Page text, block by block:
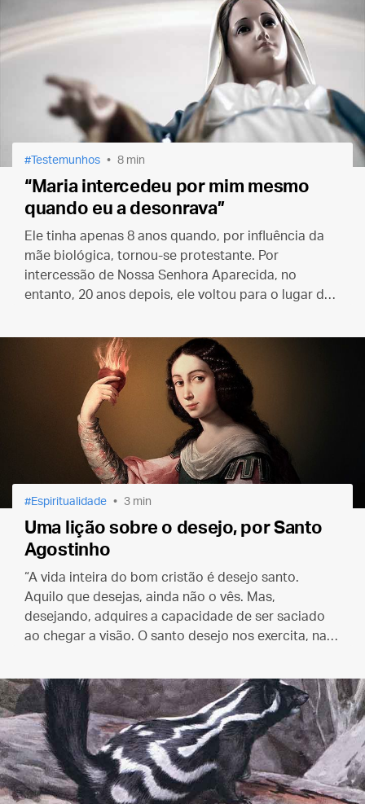
Testemunhos 8 min
“Maria intercedeu por mim mesmo
quando eu a desonrava”
Ele tinha apenas 8 anos quando, por influência da
mãe biológica, tornou-se protestante. Por
intercessão de Nossa Senhora Aparecida, no
entanto, 20 anos depois, ele voltou para o lugar de
Espiritualidade 3 min
Uma lição sobre o desejo, por Santo
Agostinho
“A vida inteira do bom cristão é desejo santo.
Aquilo que desejas, ainda não o vês. Mas,
desejando, adquires a capacidade de ser saciado
ao chegar a visão. O santo desejo nos exercita, na